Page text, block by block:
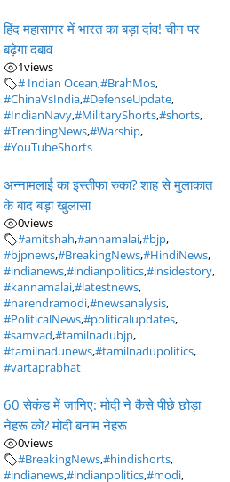
हिंद महासागर में भारत का बड़ा दांव! चीन पर
बढ़ेगा दबाव
1views
# Indian Ocean,#BrahMos,
#ChinaVsIndia,#DefenseUpdate,
#IndianNavy,#MilitaryShorts,#shorts,
#TrendingNews,#Warship,
#YouTubeShorts
अन्नामलाई का इस्तीफा रुका? शाह से मुलाकात
के बाद बड़ा खुलासा
0views
#amitshah,#annamalai,#bjp,
#bjpnews,#BreakingNews,#HindiNews,
#indianews,#indianpolitics,#insidestory,
#kannamalai,#latestnews,
#narendramodi,#newsanalysis,
#PoliticalNews,#politicalupdates,
#samvad,#tamilnadubjp,
#tamilnadunews,#tamilnadupolitics,
#vartaprabhat
60 सेकंड में जानिए: मोदी ने कैसे पीछे छोड़ा
नेहरू को? मोदी बनाम नेहरू
0views
#BreakingNews,#hindishorts,
#indianews,#indianpolitics,#modi,